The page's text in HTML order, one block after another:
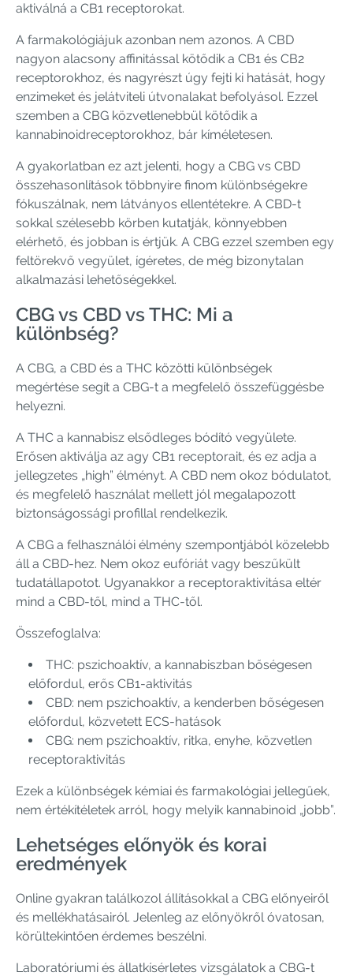
aktiválná a CB1 receptorokat.
A farmakológiájuk azonban nem azonos. A CBD
nagyon alacsony affinitással kötődik a CB1 és CB2
receptorokhoz, és nagyrészt úgy fejti ki hatását, hogy
enzimeket és jelátviteli útvonalakat befolyásol. Ezzel
szemben a CBG közvetlenebbül kötődik a
kannabinoidreceptorokhoz, bár kíméletesen.
A gyakorlatban ez azt jelenti, hogy a CBG vs CBD
összehasonlítások többnyire finom különbségekre
fókuszálnak, nem látványos ellentétekre. A CBD-t
sokkal szélesebb körben kutatják, könnyebben
elérhető, és jobban is értjük. A CBG ezzel szemben egy
feltörekvő vegyület, ígéretes, de még bizonytalan
alkalmazási lehetőségekkel.
CBG vs CBD vs THC: Mi a
különbség?
A CBG, a CBD és a THC közötti különbségek
megértése segít a CBG-t a megfelelő összefüggésbe
helyezni.
A THC a kannabisz elsődleges bódító vegyülete.
Erősen aktiválja az agy CB1 receptorait, és ez adja a
jellegzetes „high” élményt. A CBD nem okoz bódulatot,
és megfelelő használat mellett jól megalapozott
biztonságossági profillal rendelkezik.
A CBG a felhasználói élmény szempontjából közelebb
áll a CBD-hez. Nem okoz eufóriát vagy beszűkült
tudatállapotot. Ugyanakkor a receptoraktivitása eltér
mind a CBD-től, mind a THC-től.
Összefoglalva:
THC: pszichoaktív, a kannabiszban bőségesen
előfordul, erős CB1-aktivitás
CBD: nem pszichoaktív, a kenderben bőségesen
előfordul, közvetett ECS-hatások
CBG: nem pszichoaktív, ritka, enyhe, közvetlen
receptoraktivitás
Ezek a különbségek kémiai és farmakológiai jellegűek,
nem értékítéletek arról, hogy melyik kannabinoid „jobb”.
Lehetséges előnyök és korai
eredmények
Online gyakran találkozol állításokkal a CBG előnyeiről
és mellékhatásairól. Jelenleg az előnyökről óvatosan,
körültekintően érdemes beszélni.
Laboratóriumi és állatkísérletes vizsgálatok a CBG-t